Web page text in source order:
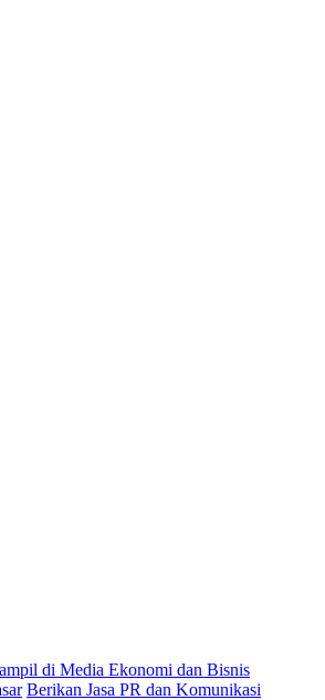
di Media Ekonomi dan Bisnis
Berikan Jasa PR dan Komunikasi